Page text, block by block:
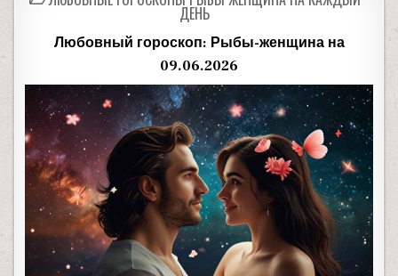
ДЕНЬ
Любовный гороскоп: Рыбы-женщина на
09.06.2026